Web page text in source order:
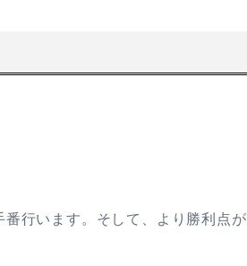
行います。そして、より勝利点が